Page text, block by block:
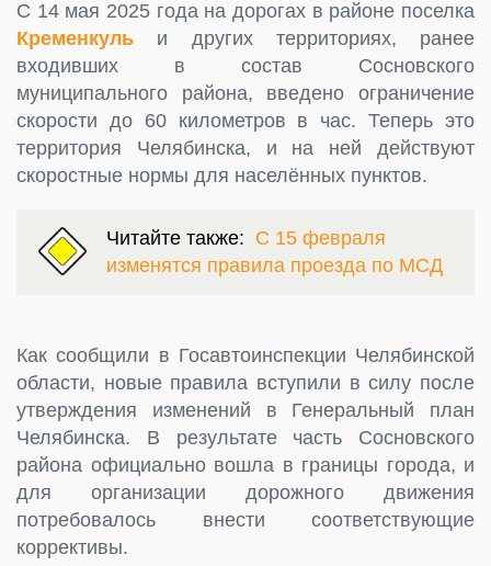
С 14 мая 2025 года на дорогах в районе поселка
Кременкуль
и других территориях, ранее
входивших в состав Сосновского
муниципального района, введено ограничение
скорости до 60 километров в час. Теперь это
территория Челябинска, и на ней действуют
скоростные нормы для населённых пунктов.
Читайте также: С 15 февраля
изменятся правила проезда по МСД
Как сообщили в Госавтоинспекции Челябинской
области, новые правила вступили в силу после
утверждения изменений в Генеральный план
Челябинска. В результате часть Сосновского
района официально вошла в границы города, и
для организации дорожного движения
потребовалось внести соответствующие
коррективы.